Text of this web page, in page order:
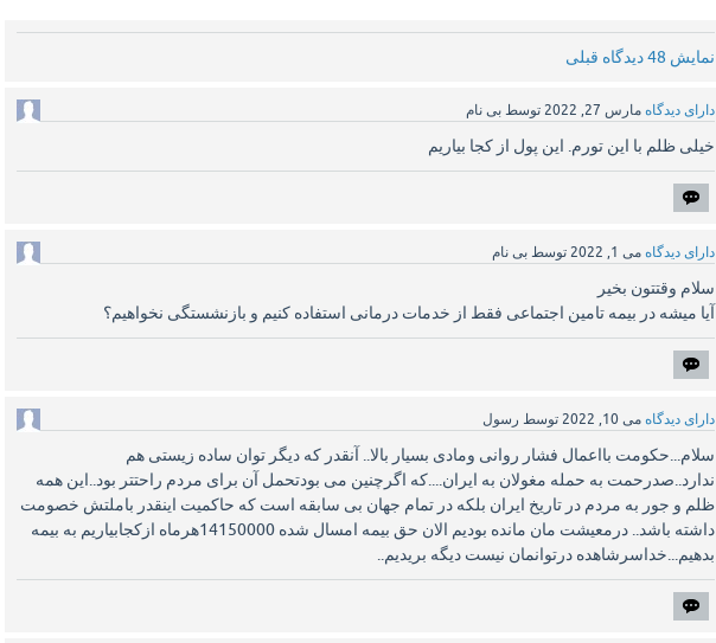
نمایش 48 دیدگاه قبلی
دارای دیدگاه مارس 27, 2022 توسطبی نام
خیلی ظلم با این تورم. این پول از کجا بیاریم
دارای دیدگاه می 1, 2022 توسطبی نام
سلام وقتتون بخیر
آیا میشه در بیمه تامین اجتماعی فقط از خدمات درمانی استفاده کنیم و بازنشستگی نخواهیم؟
دارای دیدگاه می 10, 2022 توسط رسول
سلام...حکومت بااعمال فشار روانی ومادی بسیار بالا.. آنقدر که دیگر توان ساده زیستی هم
ندارد..صدرحمت به حمله مغولان به ایران....که اگرچنین می بودتحمل آن برای مردم راحتتر بود..این همه
ظلم و جور به مردم در تاریخ ایران بلکه در تمام جهان بی سابقه است که حاکمیت اینقدر باملتش خصومت
داشته باشد.. درمعیشت مان مانده بودیم الان حق بیمه امسال شده 14150000هرماه ازکجابیاریم به بیمه
بدهیم...خداسرشاهده درتوانمان نیست دیگه بریدیم..